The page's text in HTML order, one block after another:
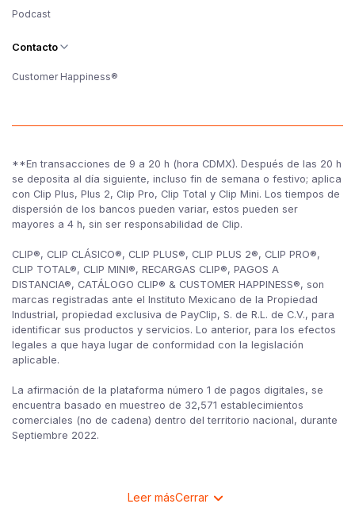
Podcast
Contacto
Customer Happiness®
**En transacciones de 9 a 20 h (hora CDMX). Después de las 20 h
se deposita al día siguiente, incluso fin de semana o festivo; aplica
con Clip Plus, Plus 2, Clip Pro, Clip Total y Clip Mini. Los tiempos de
dispersión de los bancos pueden variar, estos pueden ser
mayores a 4 h, sin ser responsabilidad de Clip.
CLIP®, CLIP CLÁSICO®, CLIP PLUS®, CLIP PLUS 2®, CLIP PRO®,
CLIP TOTAL®, CLIP MINI®, RECARGAS CLIP®, PAGOS A
DISTANCIA®, CATÁLOGO CLIP® & CUSTOMER HAPPINESS®, son
marcas registradas ante el Instituto Mexicano de la Propiedad
Industrial, propiedad exclusiva de PayClip, S. de R.L. de C.V., para
identificar sus productos y servicios. Lo anterior, para los efectos
legales a que haya lugar de conformidad con la legislación
aplicable.
La afirmación de la plataforma número 1 de pagos digitales, se
encuentra basado en muestreo de 32,571 establecimientos
comerciales (no de cadena) dentro del territorio nacional, durante
Septiembre 2022.
Leer másCerrar